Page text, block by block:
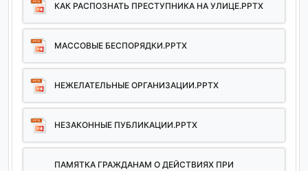
КАК РАСПОЗНАТЬ ПРЕСТУПНИКА НА УЛИЦЕ.PPTX
МАССОВЫЕ БЕСПОРЯДКИ.PPTX
НЕЖЕЛАТЕЛЬНЫЕ ОРГАНИЗАЦИИ.PPTX
НЕЗАКОННЫЕ ПУБЛИКАЦИИ.PPTX
ПАМЯТКА ГРАЖДАНАМ О ДЕЙСТВИЯХ ПРИ